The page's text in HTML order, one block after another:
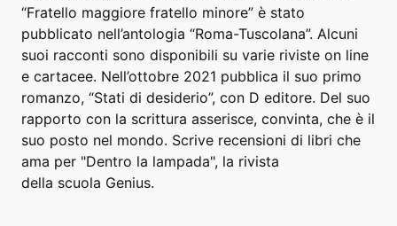
“Fratello maggiore fratello minore” è stato
pubblicato nell’antologia “Roma-Tuscolana”. Alcuni
suoi racconti sono disponibili su varie riviste on line
e cartacee. Nell’ottobre 2021 pubblica il suo primo
romanzo, “Stati di desiderio”, con D editore. Del suo
rapporto con la scrittura asserisce, convinta, che è il
suo posto nel mondo. Scrive recensioni di libri che
ama per "Dentro la lampada", la rivista
della scuola Genius.